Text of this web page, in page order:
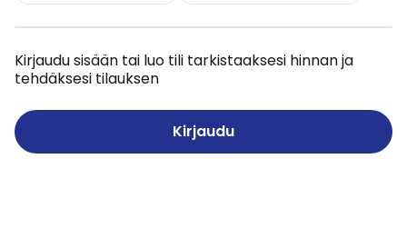
Kirjaudu sisään tai luo tili tarkistaaksesi hinnan ja
tehdäksesi tilauksen
Kirjaudu